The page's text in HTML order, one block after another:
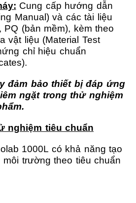
Cung cấp hướng dẫn
Manual) và các tài liệu
PQ (bản mềm), kèm theo
vật liệu (Material Test
chỉ hiệu chuẩn
đảm bảo thiết bị đáp ứng
ngặt trong thử nghiệm
nghiệm tiêu chuẩn
1000L có khả năng tạo
môi trường theo tiêu chuẩn